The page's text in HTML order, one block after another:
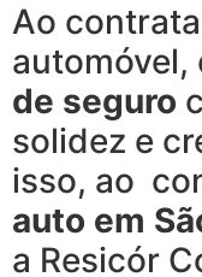
Ao
automóvel,
de seguro
solidez e
isso, ao
auto em
a Resicór